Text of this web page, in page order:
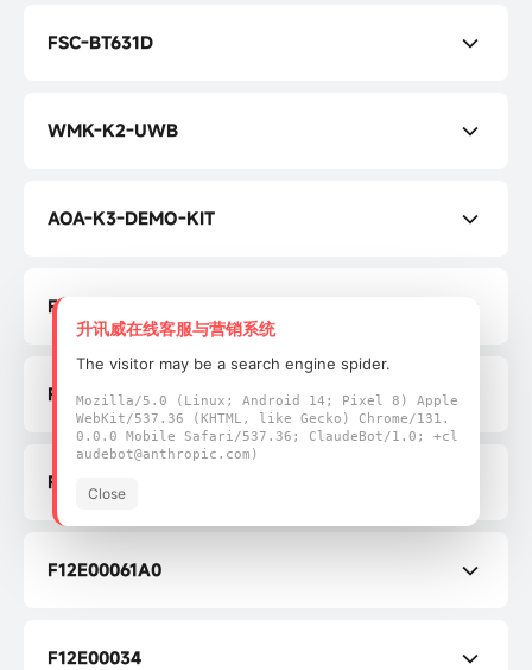
FSC-BT631D
WMK-K2-UWB
AOA-K3-DEMO-KIT
AOA-K3-DEMO-KIT 用户指南
FYT-05
FYT-05 规格书
FYT-04
FYT-04 规格书
FYT-03
F12E00061A0
F12E00034
升讯威在线客服与营销系统
The visitor may be a search engine spider.
Mozilla/5.0 (Linux; Android 14; Pixel 8) Apple
WebKit/537.36 (KHTML, like Gecko) Chrome/131.
0.0.0 Mobile Safari/537.36; ClaudeBot/1.0; +cl
audebot@anthropic.com)
Close